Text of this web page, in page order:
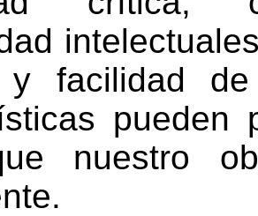
y facilidad
pueden
nuestro